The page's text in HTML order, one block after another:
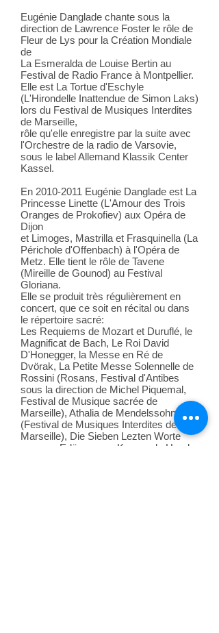
Eugénie Danglade chante sous la
direction de Lawrence Foster le rôle de
Fleur de Lys pour la Création Mondiale
de
La Esmeralda de Louise Bertin au
Festival de Radio France à Montpellier.
Elle est La Tortue d'Eschyle
(L'Hirondelle Inattendue de Simon Laks)
lors du Festival de Musiques Interdites
de Marseille,
rôle qu'elle enregistre par la suite avec
l'Orchestre de la radio de Varsovie,
sous le label Allemand Klassik Center
Kassel.​
En 2010-2011 Eugénie Danglade est La
Princesse Linette (L'Amour des Trois
Oranges de Prokofiev) aux Opéra de
Dijon
et Limoges, Mastrilla et Frasquinella (La
Périchole d'Offenbach) à l'Opéra de
Metz. Elle tient le rôle de Tavene
(Mireille de Gounod) au Festival
Gloriana.
Elle se produit très régulièrement en
concert, que ce soit en récital ou dans
le répertoire sacré:
Les Requiems de Mozart et Duruflé, le
Magnificat de Bach, Le Roi David
D'Honegger, la Messe en Ré de
Dvörak, La Petite Messe Solennelle de
Rossini (Rosans, Festival d'Antibes
sous la direction de Michel Piquemal,
Festival de Musique sacrée de
Marseille), Athalia de Mendelssohn
(Festival de Musiques Interdites de
Marseille), Die Sieben Lezten Worte
unseres Erlösers am Kreuze de Haydn